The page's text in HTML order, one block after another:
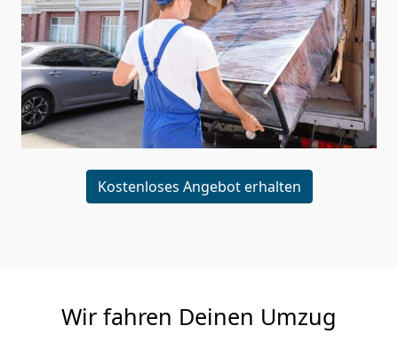
Kostenloses Angebot erhalten
Wir fahren Deinen Umzug